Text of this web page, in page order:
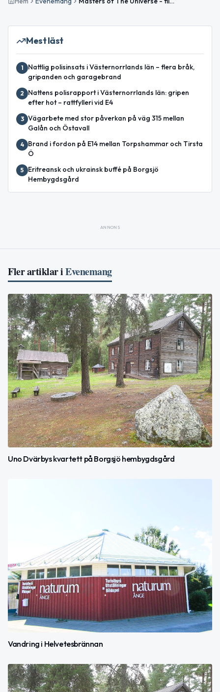
Mest läst
1
Nattlig polisinsats i Västernorrlands län – flera bråk,
gripanden och garagebrand
2
Nattens polisrapport i Västernorrlands län: gripen
efter hot – rattfylleri vid E4
3 Vägarbete med stor påverkan på väg 315 mellan
Galån och Östavall
4
Brand i fordon på E14 mellan Torpshammar och Tirsta
Ö
5
Eritreansk och ukrainsk buffé på Borgsjö
Hembygdsgård
ANNONS
Fler artiklar iEvenemang
Uno Dvärbys kvartett på Borgsjö hembygdsgård
Vandring i Helvetesbrännan